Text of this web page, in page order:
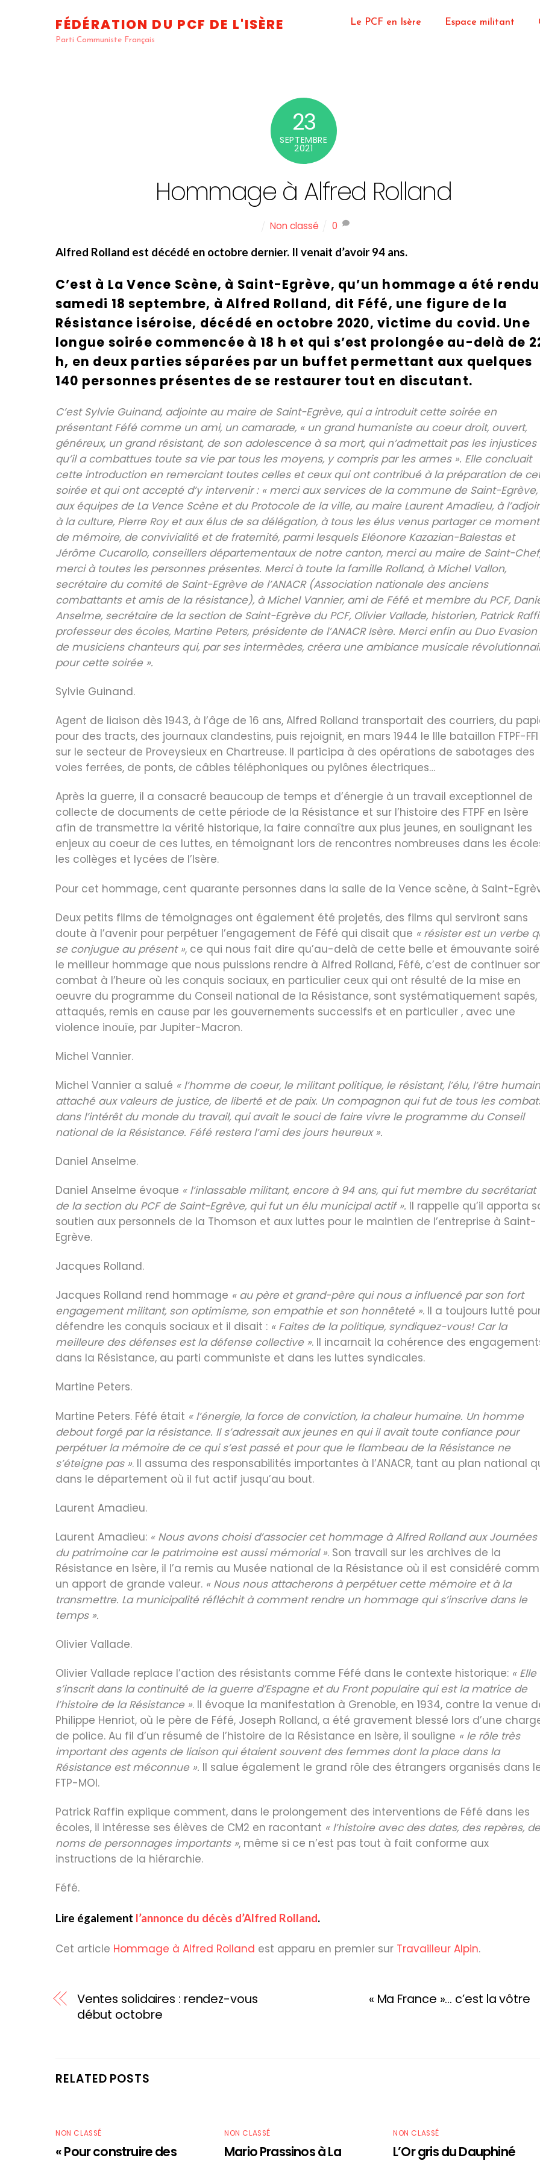
FÉDÉRATION DU PCF DE L'ISÈRE
Parti Communiste Français
Le PCF en Isère Espace militant
23
SEPTEMBRE
2021
Hommage à Alfred Rolland
Non classé 0
Alfred Rolland est décédé en octobre dernier. Il venait d’avoir 94 ans.
C’est à La Vence Scène, à Saint-Egrève, qu’un hommage a été
samedi 18 septembre, à Alfred Rolland, dit Féfé, une figure de la
Résistance iséroise, décédé en octobre 2020, victime du covid. Une
longue soirée commencée à 18 h et qui s’est prolongée au-delà de
h, en deux parties séparées par un buffet permettant aux quelques
140 personnes présentes de se restaurer tout en discutant.
C’est Sylvie Guinand, adjointe au maire de Saint-Egrève, qui a introduit cette soirée en
présentant Féfé comme un ami, un camarade, « un grand humaniste au coeur droit, ouvert,
généreux, un grand résistant, de son adolescence à sa mort, qui n’admettait pas les injustices
qu’il a combattues toute sa vie par tous les moyens, y compris par les armes ». Elle concluait
cette introduction en remerciant toutes celles et ceux qui ont contribué à la préparation de
soirée et qui ont accepté d’y intervenir : « merci aux services de la commune de Saint-Egrève,
aux équipes de La Vence Scène et du Protocole de la ville, au maire Laurent Amadieu, à
à la culture, Pierre Roy et aux élus de sa délégation, à tous les élus venus partager ce moment
de mémoire, de convivialité et de fraternité, parmi lesquels Eléonore Kazazian-Balestas et
Jérôme Cucarollo, conseillers départementaux de notre canton, merci au maire de Saint-
merci à toutes les personnes présentes. Merci à toute la famille Rolland, à Michel Vallon,
secrétaire du comité de Saint-Egrève de l’ANACR (Association nationale des anciens
combattants et amis de la résistance), à Michel Vannier, ami de Féfé et membre du PCF,
Anselme, secrétaire de la section de Saint-Egrève du PCF, Olivier Vallade, historien, Patrick
professeur des écoles, Martine Peters, présidente de l’ANACR Isère. Merci enfin au Duo Evasion
de musiciens chanteurs qui, par ses intermèdes, créera une ambiance musicale
pour cette soirée ».
Sylvie Guinand.
Agent de liaison dès 1943, à l’âge de 16 ans, Alfred Rolland transportait des courriers, du
pour des tracts, des journaux clandestins, puis rejoignit, en mars 1944 le IIIe bataillon FTPF-FFI
sur le secteur de Proveysieux en Chartreuse. Il participa à des opérations de sabotages des
voies ferrées, de ponts, de câbles téléphoniques ou pylônes électriques…
Après la guerre, il a consacré beaucoup de temps et d’énergie à un travail exceptionnel de
collecte de documents de cette période de la Résistance et sur l’histoire des FTPF en Isère
afin de transmettre la vérité historique, la faire connaître aux plus jeunes, en soulignant les
enjeux au coeur de ces luttes, en témoignant lors de rencontres nombreuses dans les
les collèges et lycées de l’Isère.
Pour cet hommage, cent quarante personnes dans la salle de la Vence scène, à Saint-
Deux petits films de témoignages ont également été projetés, des films qui serviront sans
doute à l’avenir pour perpétuer l’engagement de Féfé qui disait que « résister est un verbe
se conjugue au présent », ce qui nous fait dire qu’au-delà de cette belle et émouvante
le meilleur hommage que nous puissions rendre à Alfred Rolland, Féfé, c’est de continuer
combat à l’heure où les conquis sociaux, en particulier ceux qui ont résulté de la mise en
oeuvre du programme du Conseil national de la Résistance, sont systématiquement sapés,
attaqués, remis en cause par les gouvernements successifs et en particulier , avec une
violence inouïe, par Jupiter-Macron.
Michel Vannier.
Michel Vannier a salué « l’homme de coeur, le militant politique, le résistant, l’élu, l’être
attaché aux valeurs de justice, de liberté et de paix. Un compagnon qui fut de tous les
dans l’intérêt du monde du travail, qui avait le souci de faire vivre le programme du Conseil
national de la Résistance. Féfé restera l’ami des jours heureux ».
Daniel Anselme.
Daniel Anselme évoque « l’inlassable militant, encore à 94 ans, qui fut membre du secrétariat
de la section du PCF de Saint-Egrève, qui fut un élu municipal actif ». Il rappelle qu’il apporta
soutien aux personnels de la Thomson et aux luttes pour le maintien de l’entreprise à Saint-
Egrève.
Jacques Rolland.
Jacques Rolland rend hommage « au père et grand-père qui nous a influencé par son fort
engagement militant, son optimisme, son empathie et son honnêteté ». Il a toujours lutté
défendre les conquis sociaux et il disait : « Faites de la politique, syndiquez-vous! Car la
meilleure des défenses est la défense collective ». Il incarnait la cohérence des
dans la Résistance, au parti communiste et dans les luttes syndicales.
Martine Peters.
Martine Peters. Féfé était « l’énergie, la force de conviction, la chaleur humaine. Un homme
debout forgé par la résistance. Il s’adressait aux jeunes en qui il avait toute confiance pour
perpétuer la mémoire de ce qui s’est passé et pour que le flambeau de la Résistance ne
s’éteigne pas ». Il assuma des responsabilités importantes à l’ANACR, tant au plan national
dans le département où il fut actif jusqu’au bout.
Laurent Amadieu.
Laurent Amadieu: « Nous avons choisi d’associer cet hommage à Alfred Rolland aux Journées
du patrimoine car le patrimoine est aussi mémorial ». Son travail sur les archives de la
Résistance en Isère, il l’a remis au Musée national de la Résistance où il est considéré
un apport de grande valeur. « Nous nous attacherons à perpétuer cette mémoire et à la
transmettre. La municipalité réfléchit à comment rendre un hommage qui s’inscrive dans le
temps ».
Olivier Vallade.
Olivier Vallade replace l’action des résistants comme Féfé dans le contexte historique: « Elle
s’inscrit dans la continuité de la guerre d’Espagne et du Front populaire qui est la matrice de
l’histoire de la Résistance ». Il évoque la manifestation à Grenoble, en 1934, contre la venue
Philippe Henriot, où le père de Féfé, Joseph Rolland, a été gravement blessé lors d’une
de police. Au fil d’un résumé de l’histoire de la Résistance en Isère, il souligne « le rôle très
important des agents de liaison qui étaient souvent des femmes dont la place dans la
Résistance est méconnue ». Il salue également le grand rôle des étrangers organisés dans
FTP-MOI.
Patrick Raffin explique comment, dans le prolongement des interventions de Féfé dans les
écoles, il intéresse ses élèves de CM2 en racontant « l’histoire avec des dates, des repères,
noms de personnages importants », même si ce n’est pas tout à fait conforme aux
instructions de la hiérarchie.
Féfé.
Lire également l’annonce du décès d’Alfred Rolland.
Cet article Hommage à Alfred Rolland est apparu en premier sur Travailleur Alpin.
Ventes solidaires : rendez-vous
début octobre
« Ma France »… c’est la vôtre
RELATED POSTS
NON CLASSÉ
« Pour construire des
NON CLASSÉ
Mario Prassinos à La
NON CLASSÉ
L’Or gris du Dauphiné